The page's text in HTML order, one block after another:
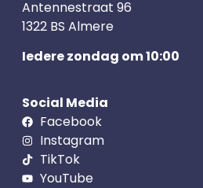
Antennestraat 96
1322 BS Almere
Iedere zondag om 10:00
Social Media
Facebook
Instagram
TikTok
YouTube